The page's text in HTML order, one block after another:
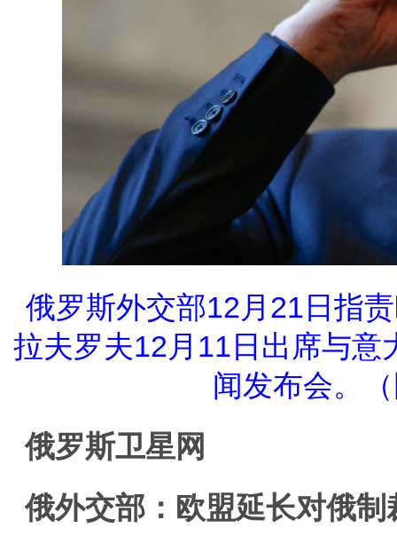
俄罗斯外交部12月21日指
拉夫罗夫12月11日出席与意
闻发布会。
俄罗斯卫星网
俄外交部：欧盟延长对俄制